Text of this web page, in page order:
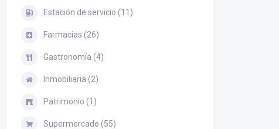
Estación de servicio (11)
Farmacias (26)
Gastronomía (4)
Inmobiliaria (2)
Patrimonio (1)
Supermercado (55)